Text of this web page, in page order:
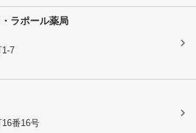
ラポール薬局
1-7
番16号